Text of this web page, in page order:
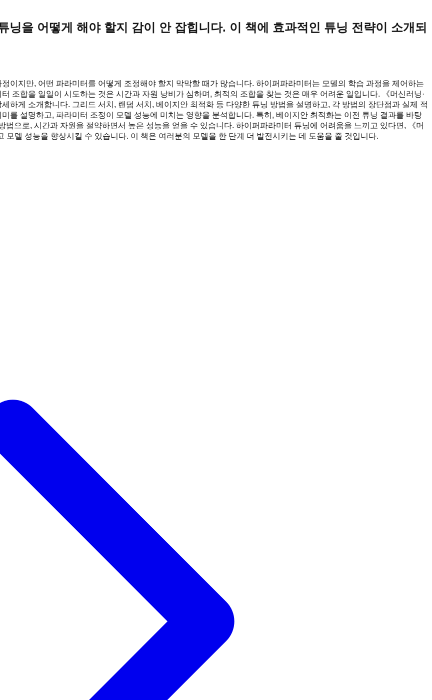
닝을 어떻게 해야 할지 감이 안 잡힙니다. 이 책에 효과적인 튜닝 전략이 소개되
이지만, 어떤 파라미터를 어떻게 조정해야 할지 막막할 때가 많습니다. 하이퍼파라미터는 모델의 학습 과정을 제어하는
조합을 일일이 시도하는 것은 시간과 자원 낭비가 심하며, 최적의 조합을 찾는 것은 매우 어려운 일입니다. 《머신러닝·
하게 소개합니다. 그리드 서치, 랜덤 서치, 베이지안 최적화 등 다양한 튜닝 방법을 설명하고, 각 방법의 장단점과 실제 적
를 설명하고, 파라미터 조정이 모델 성능에 미치는 영향을 분석합니다. 특히, 베이지안 최적화는 이전 튜닝 결과를 바탕
으로, 시간과 자원을 절약하면서 높은 성능을 얻을 수 있습니다. 하이퍼파라미터 튜닝에 어려움을 느끼고 있다면, 《머
델 성능을 향상시킬 수 있습니다. 이 책은 여러분의 모델을 한 단계 더 발전시키는 데 도움을 줄 것입니다.